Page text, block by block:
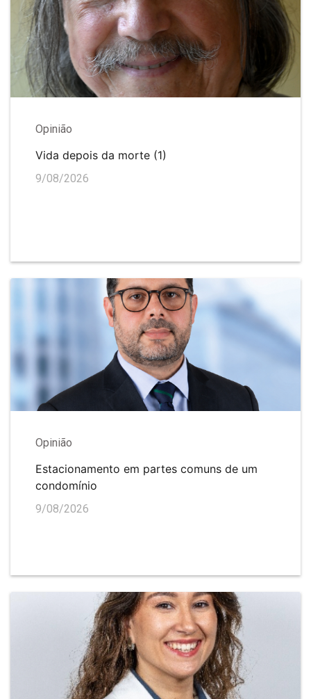
Opinião
Vida depois da morte (1)
9/08/2026
Opinião
Estacionamento em partes comuns de um
condomínio
9/08/2026